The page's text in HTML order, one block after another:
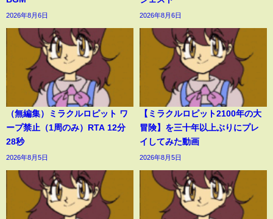
2026年8月6日 2026年8月6日
（無編集）ミラクルロピット ワ
ープ禁止（1周のみ）RTA 12分
28秒
2026年8月5日
【ミラクルロピット2100年の大
冒険】を三十年以上ぶりにプレ
イしてみた動画
2026年8月5日